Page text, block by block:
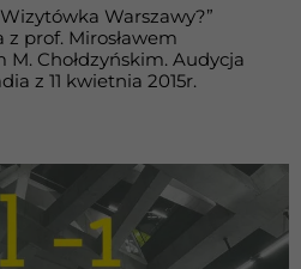
Warszawy?”
prof. Mirosławem
Chołdzyńskim. Audycja
z 11 kwietnia 2015r.